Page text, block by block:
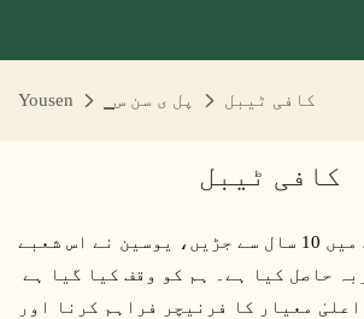
Yousen ▁پل ی سن س کافی ٹیبل
کافی ٹیبل
فرنیچر کی صنعت میں 10 سال سے جڑیں، یوسین نے اس شعبے
حاصل کیا ہے۔ ہم کو وقف کیا گیا ہے
معیار کا فرنیچر فراہم کرنا اور